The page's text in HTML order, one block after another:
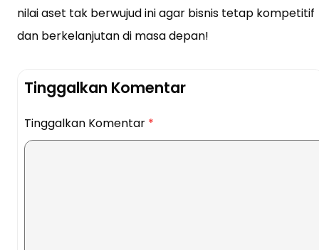
nilai aset tak berwujud ini agar bisnis tetap kompetitif
dan berkelanjutan di masa depan!
Tinggalkan Komentar
Tinggalkan Komentar *